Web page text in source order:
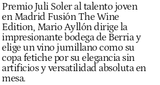
Premio Juli Soler al talento joven
en Madrid Fusión The Wine
Edition, Mario Ayllón dirige la
impresionante bodega de Berria y
elige un vino jumillano como su
copa fetiche por su elegancia sin
artificios y versatilidad absoluta en
mesa.